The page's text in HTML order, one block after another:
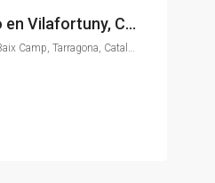
Chalet pareado en Vilafortuny, Cambrils.
Vilafortuny, Cambrils, Baix Camp, Tarragona, Catalunya, 43850, España